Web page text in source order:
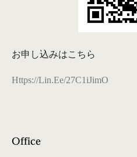
お申し込みはこちら
Https://lin.ee/27C1iJimO
Office